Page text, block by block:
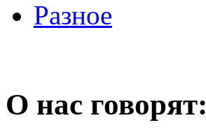
Разное
О нас говорят: